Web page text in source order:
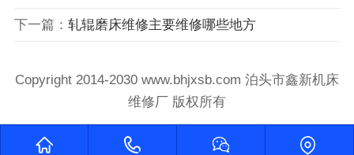
下一篇： 轧辊磨床维修主要维修哪些地方
Copyright 2014-2030 www.bhjxsb.com 泊头市鑫新机床
维修厂 版权所有